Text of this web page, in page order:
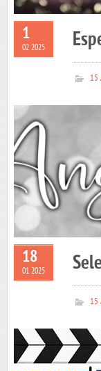
1
02 2025
15
18
01 2025
15